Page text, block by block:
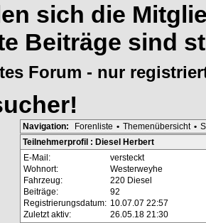
sich die
Beiträge sind
Forum - nur
!
Navigation: Forenliste • Themenübersicht •
Teilnehmerprofil : Diesel Herbert
E-Mail:
versteckt
Wohnort:
Westerweyhe
Fahrzeug:
220 Diesel
Beiträge:
92
Registrierungsdatum: 10.07.07 22:57
Zuletzt aktiv:
26.05.18 21:30